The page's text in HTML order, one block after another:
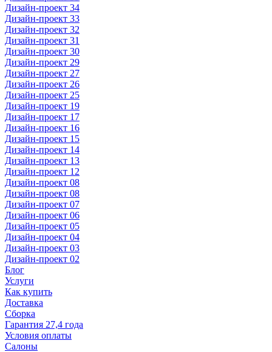
Дизайн-проект 34
Дизайн-проект 33
Дизайн-проект 32
Дизайн-проект 31
Дизайн-проект 30
Дизайн-проект 29
Дизайн-проект 27
Дизайн-проект 26
Дизайн-проект 25
Дизайн-проект 19
Дизайн-проект 17
Дизайн-проект 16
Дизайн-проект 15
Дизайн-проект 14
Дизайн-проект 13
Дизайн-проект 12
Дизайн-проект 08
Дизайн-проект 08
Дизайн-проект 07
Дизайн-проект 06
Дизайн-проект 05
Дизайн-проект 04
Дизайн-проект 03
Дизайн-проект 02
Блог
Услуги
Как купить
Доставка
Сборка
Гарантия 27,4 года
Условия оплаты
Салоны